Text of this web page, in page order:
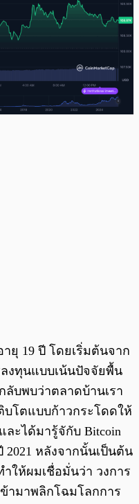
ยุ 19 ปี โดยเริ่มต้นจาก
งทุนแบบเน้นปัจจัยพื้น
ลับพบว่าตลาดบ้านเรา
บโตแบบก้าวกระโดดให้
ละได้มารู้จักับ Bitcoin
2021 หลังจากนั้นเป็นต้น
ให้ผมเชื่อมั่นว่า วงการ
ามาพลิกโฉมโลกการ